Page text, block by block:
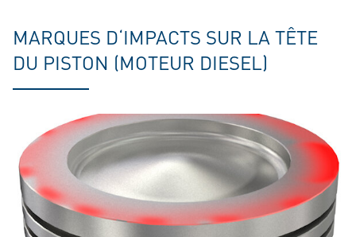
MARQUES D‘IMPACTS SUR LA TÊTE
DU PISTON (MOTEUR DIESEL)